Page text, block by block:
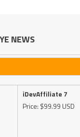
NEWS
iDevAffiliate 7
Price: $99.99 USD